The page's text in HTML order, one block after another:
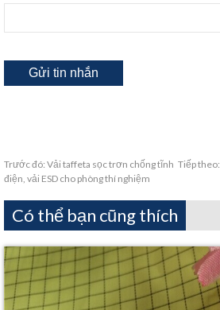
Trước đó: Vải taffeta sọc trơn chống tĩnh
điện, vải ESD cho phòng thí nghiệm
Tiếp theo:
Có thể bạn cũng thích